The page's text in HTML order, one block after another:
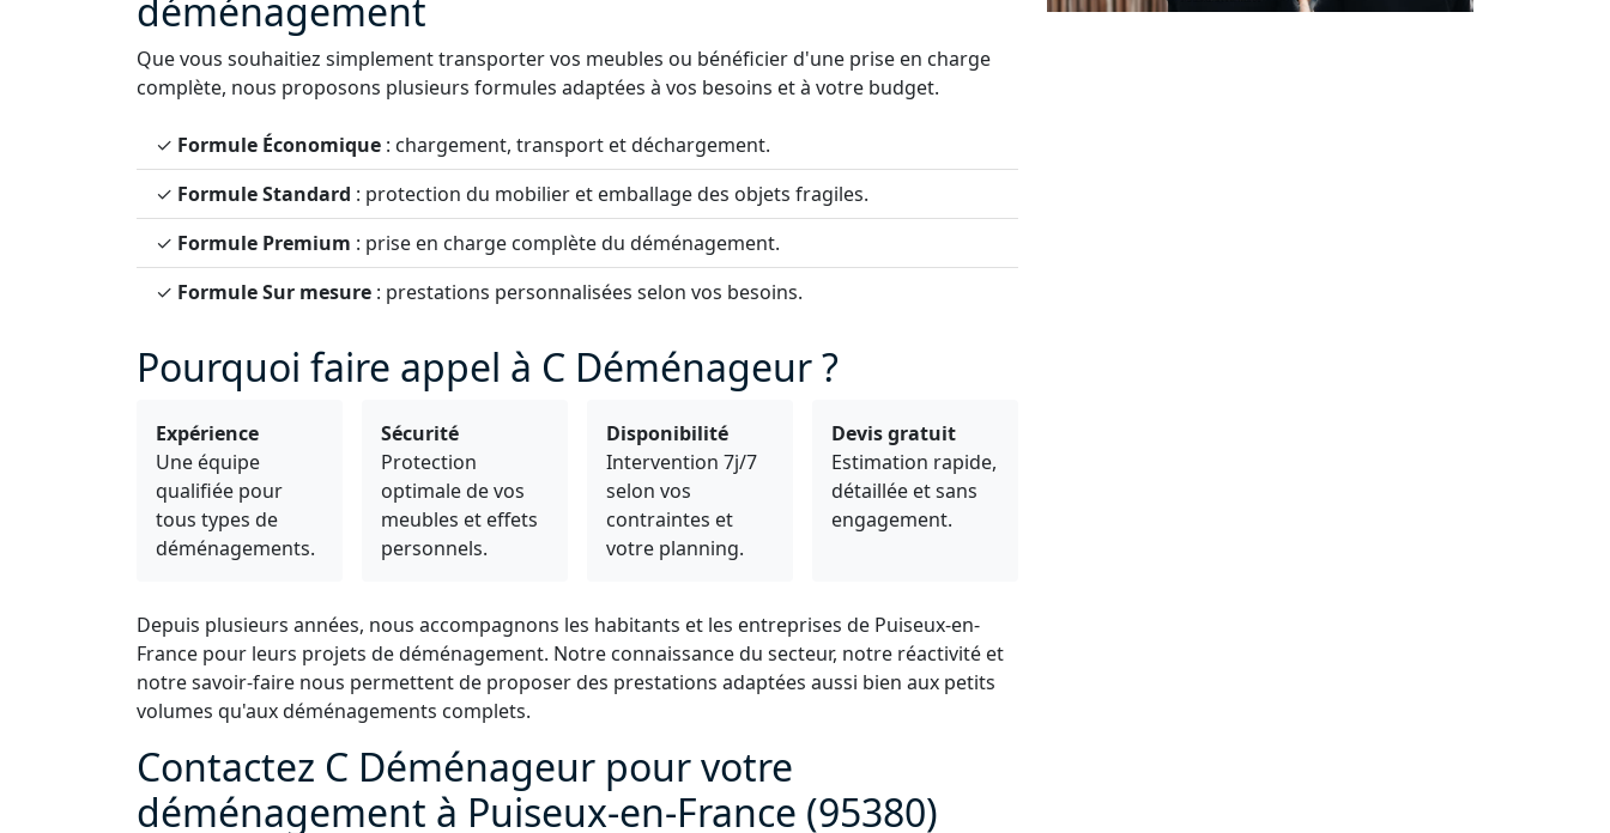
déménagement
Que vous souhaitiez simplement transporter vos meubles ou bénéficier d'une prise en charge
complète, nous proposons plusieurs formules adaptées à vos besoins et à votre budget.
✓ Formule Économique : chargement, transport et déchargement.
✓ Formule Standard : protection du mobilier et emballage des objets fragiles.
✓ Formule Premium : prise en charge complète du déménagement.
✓ Formule Sur mesure : prestations personnalisées selon vos besoins.
Pourquoi faire appel à C Déménageur ?
Expérience
Une équipe
qualifiée pour
tous types de
déménagements.
Sécurité
Protection
optimale de vos
meubles et effets
personnels.
Disponibilité
Intervention 7j/7
selon vos
contraintes et
votre planning.
Devis gratuit
Estimation rapide,
détaillée et sans
engagement.
Depuis plusieurs années, nous accompagnons les habitants et les entreprises de Puiseux-en-
France pour leurs projets de déménagement. Notre connaissance du secteur, notre réactivité et
notre savoir-faire nous permettent de proposer des prestations adaptées aussi bien aux petits
volumes qu'aux déménagements complets.
Contactez C Déménageur pour votre
déménagement à Puiseux-en-France (95380)